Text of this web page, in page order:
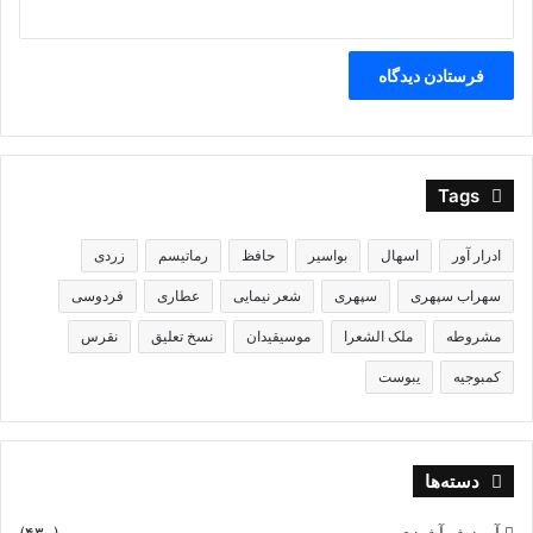
گشت و در شمال خاوری شهر قرار داشت. دروازه باختری از آن
مردوک بود و راه ماد از انجا آغاز می شد
Tags
ادرار آور اسهال بواسیر حافظ رماتیسم زردی
سهراب سپهری سپهری شعر نیمایی عطاری فردوسی
مشروطه ملک الشعرا موسیقیدان نسخ تعلیق نقرس
کمبوجیه یبوست
دسته‌ها